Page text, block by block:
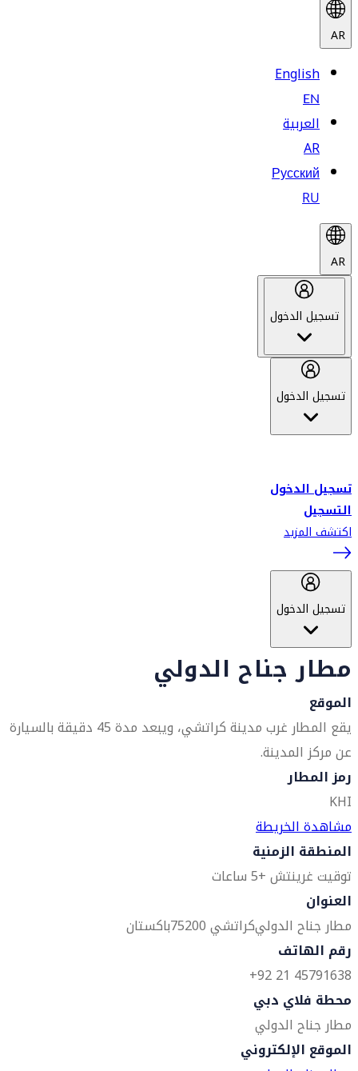
AR
English
EN
العربية
AR
Русский
RU
AR
تسجيل الدخول
تسجيل الدخول
تسجيل الدخول
التسجيل
اكتشف المزيد
تسجيل الدخول
مطار جناح الدولي
الموقع
يقع المطار غرب مدينة كراتشي، ويبعد مدة 45 دقيقة بالسيارة
عن مركز المدينة.
رمز المطار
KHI
مشاهدة الخريطة
المنطقة الزمنية
توقيت غرينتش +5 ساعات
العنوان
مطار جناح الدوليكراتشي 75200
باكستان
رقم الهاتف
45791638 21 92+
محطة فلاي دبي
مطار جناح الدولي
الموقع الإلكتروني